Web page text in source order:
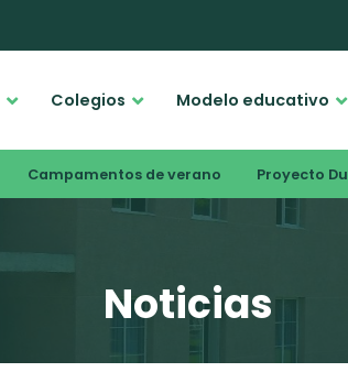
Colegios Modelo educativo
Campamentos de verano Proyecto
Noticias